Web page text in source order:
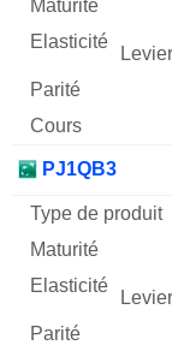
PJ1QB3